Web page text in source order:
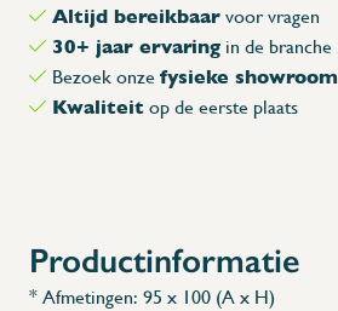
Altijd bereikbaar voor vragen
30+ jaar ervaring in de branche
Bezoek onze fysieke showroom
Kwaliteit op de eerste plaats
Productinformatie
* Afmetingen: 95 x 100 (A x H)